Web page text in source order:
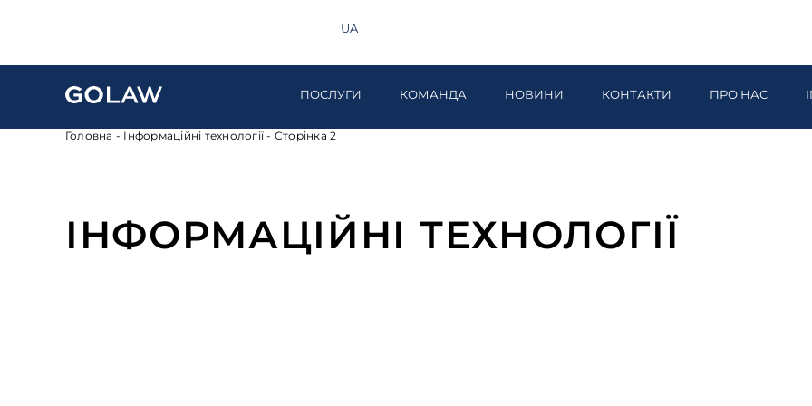
UA
ПОСЛУГИ КОМАНДА НОВИНИ КОНТАКТИ ПРО НАС
Головна - Інформаційні технології - Сторінка 2
ІНФОРМАЦІЙНІ ТЕХНОЛОГІЇ